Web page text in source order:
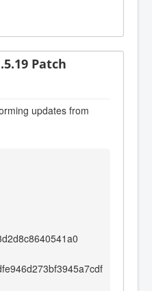
Patch
updates from